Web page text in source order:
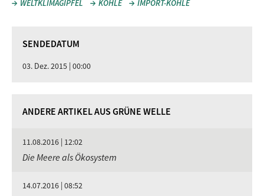
WELTKLIMAGIPFEL KOHLE IMPORT-KOHLE
SENDEDATUM
03. Dez. 2015 | 00:00
ANDERE ARTIKEL AUS GRÜNE WELLE
11.08.2016 | 12:02
Die Meere als Ökosystem
14.07.2016 | 08:52